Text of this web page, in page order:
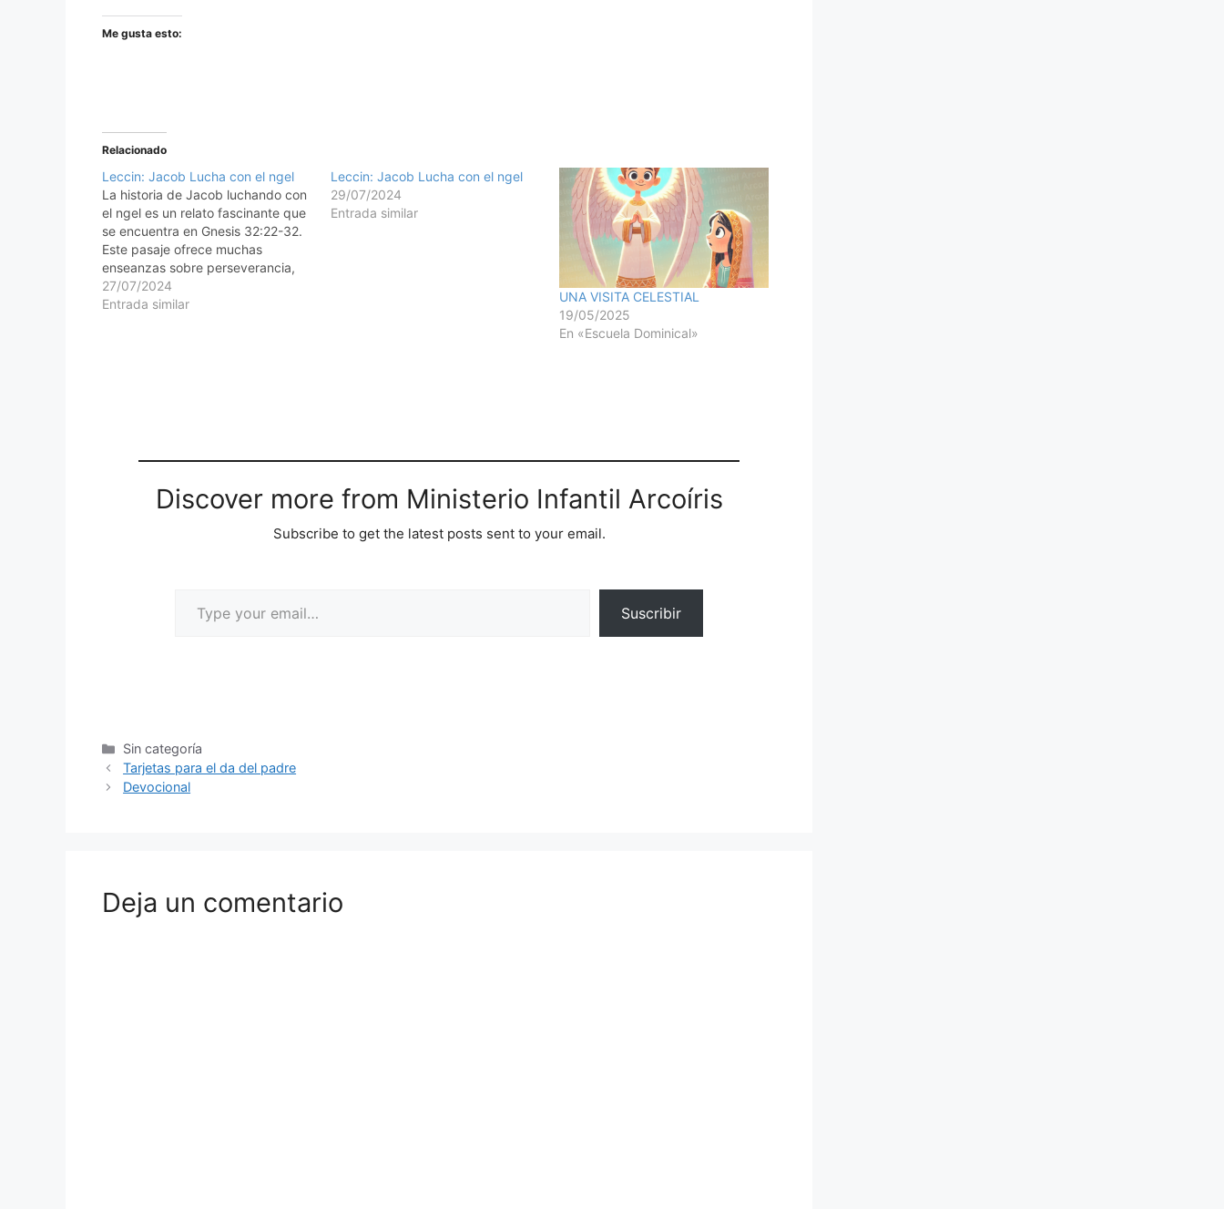
Me gusta esto:
Relacionado
Leccin: Jacob Lucha con el ngel
La historia de Jacob luchando con
el ngel es un relato fascinante que
se encuentra en Gnesis 32:22-32.
Este pasaje ofrece muchas
enseanzas sobre perseverancia,
fe, y el encuentro personal con
Dios. Aqu tienes una lección y
27/07/2024
Entrada similar
Leccin: Jacob Lucha con el ngel
29/07/2024
Entrada similar
UNA VISITA CELESTIAL
19/05/2025
En «Escuela Dominical»
Discover more from Ministerio Infantil Arcoíris
Subscribe to get the latest posts sent to your email.
Suscribir
Sin categoría
Tarjetas para el da del padre
Devocional
Deja un comentario